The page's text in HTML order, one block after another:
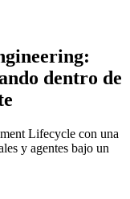
dentro de
Lifecycle con una
y agentes bajo un